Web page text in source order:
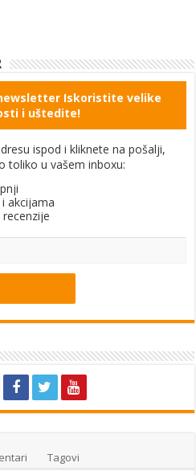
Iskoristite velike
i uštedite!
ispod i kliknete na pošalji,
toliko u vašem inboxu:
akcijama
Tagovi